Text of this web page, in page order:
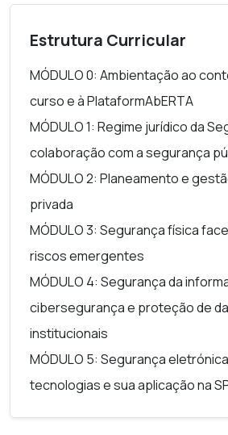
Estrutura Curricular
MÓDULO 0: Ambientação ao
curso e à PlataformAbERTA
MÓDULO 1: Regime jurídico da
colaboração com a segurança
MÓDULO 2: Planeamento e
privada
MÓDULO 3: Segurança física
riscos emergentes
MÓDULO 4: Segurança da
cibersegurança e proteção de
institucionais
MÓDULO 5: Segurança
tecnologias e sua aplicação na